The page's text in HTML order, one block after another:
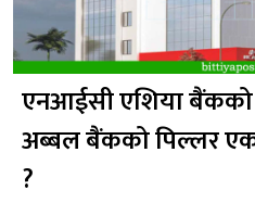
एनआईसी एशिया बैंकको
अब्बल बैंकको पिल्लर
?